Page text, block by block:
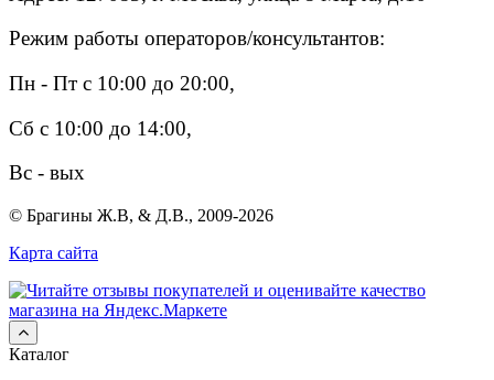
Режим работы операторов/консультантов:
Пн - Пт с 10:00 до 20:00,
Сб с 10:00 до 14:00,
Вс - вых
© Брагины Ж.В, & Д.В., 2009-2026
Карта сайта
Каталог